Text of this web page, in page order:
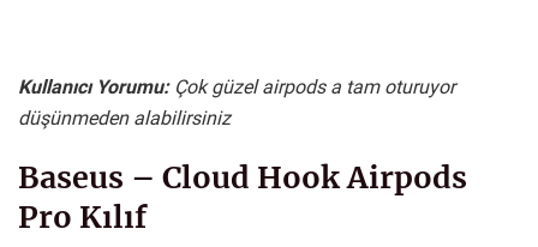
Kullanıcı Yorumu: Çok güzel airpods a tam oturuyor
düşünmeden alabilirsiniz
Baseus – Cloud Hook Airpods
Pro Kılıf